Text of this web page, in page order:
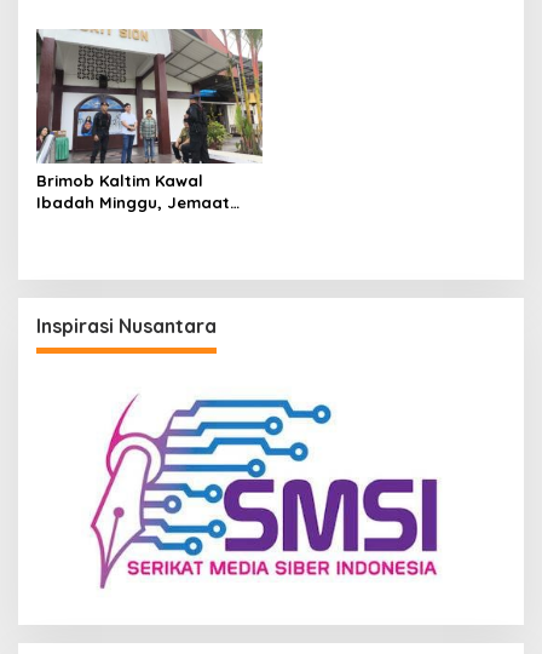
Libatkan Kasat Resnarkoba
Kukar
Brimob Kaltim Kawal
Ibadah Minggu, Jemaat
Inspirasi Nusantara